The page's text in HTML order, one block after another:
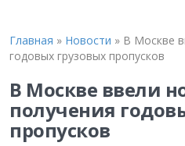
Главная » Новости » В Москве
годовых грузовых пропусков
В Москве ввели
получения
пропусков